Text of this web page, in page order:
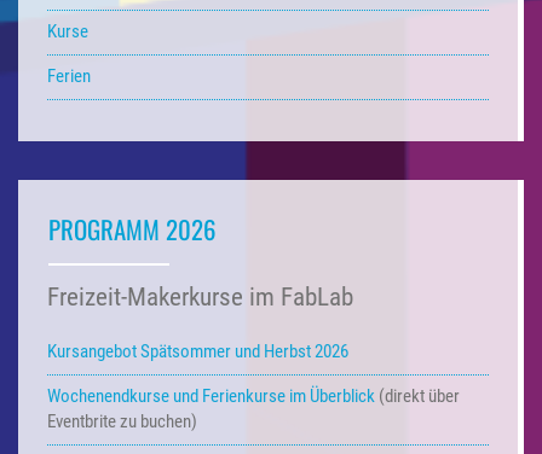
Kurse
Ferien
PROGRAMM 2026
Freizeit-Makerkurse im FabLab
Kursangebot Spätsommer und Herbst 2026
Wochenendkurse und Ferienkurse im Überblick (direkt über
Eventbrite zu buchen)